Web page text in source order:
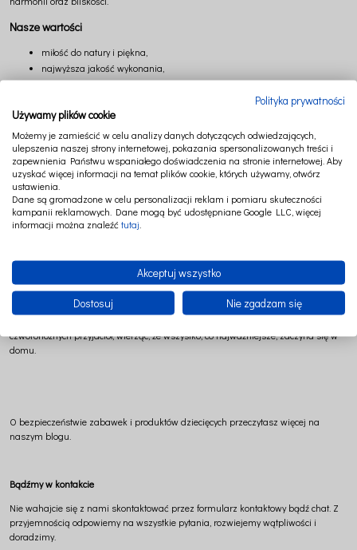
Nasze wartości
miłość do natury i piękna,
najwyższa jakość wykonania,
szacunek dla polskiego rzemiosła,
bezpieczeństwo i komfort,
autentyczność,
troska o każdy detal,
bliskość rodziny i domu.
Dziękujemy, że jesteście częścią naszej historii
Od ponad 10 lat tworzymy Cotton & Sweets razem z Wami. Każdy zakup, każda
Tworzymy dalej. Z tą samą pasją. Z tą samą miłością.
Cotton&Sweets
czworonożnych przyjaciół, wierząc, że wszystko, co najważniejsze, zaczyna się w
domu.
O bezpieczeństwie zabawek i produktów dziecięcych przeczytasz więcej na
naszym blogu
Bądźmy w kontakcie
Nie wahajcie się z nami skontaktować przez formularz kontaktowy bądź chat. Z
przyjemnością odpowiemy na wszystkie pytania, rozwiejemy wątpliwości i
doradzimy.
Polityka prywatności
Używamy plików cookie
Możemy je zamieścić w celu analizy danych dotyczących odwiedzających,
ulepszenia naszej strony internetowej, pokazania spersonalizowanych treści i
zapewnienia Państwu wspaniałego doświadczenia na stronie internetowej. Aby
uzyskać więcej informacji na temat plików cookie, których używamy, otwórz
ustawienia.
Dane są gromadzone w celu personalizacji reklam i pomiaru skuteczności
kampanii reklamowych. Dane mogą być udostępniane Google LLC, więcej
informacji można znaleźć tutaj
Akceptuj wszystko
Dostosuj Nie zgadzam się